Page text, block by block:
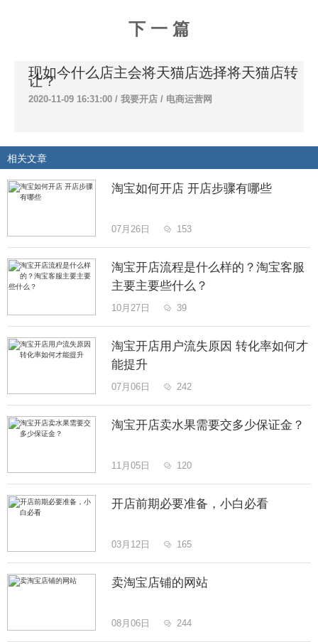
下 一 篇
现如今什么店主会将天猫店选择将天猫店转
让？
2020-11-09 16:31:00 / 我要开店 / 电商运营网
相关文章
淘宝如何开店 开店步骤有哪些
07月26日  153
淘宝开店流程是什么样的？淘宝客服
主要主要些什么？
10月27日  39
淘宝开店用户流失原因 转化率如何才
能提升
07月06日  242
淘宝开店卖水果需要交多少保证金？
11月05日  120
开店前期必要准备，小白必看
03月12日  165
卖淘宝店铺的网站
08月06日  244